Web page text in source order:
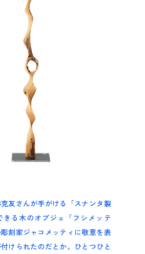
友さんが手がける「スナンタ製
きる木のオブジェ「フシメッテ
刻家ジャコメッティに敬意を表
けられたのだとか。ひとつひと